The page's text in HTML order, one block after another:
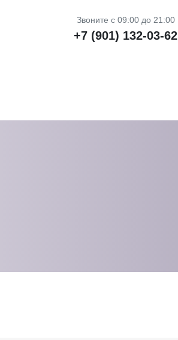
Звоните с 09:00 до 21:00
+7 (901) 132-03-62